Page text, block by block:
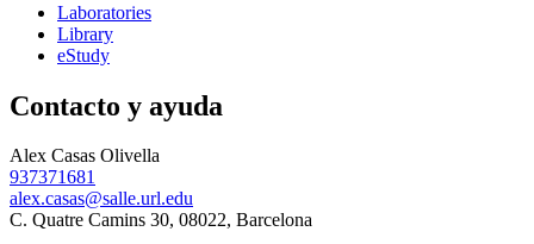
Laboratories
Library
eStudy
Contacto y ayuda
Alex Casas Olivella
937371681
alex.casas@salle.url.edu
C. Quatre Camins 30, 08022, Barcelona